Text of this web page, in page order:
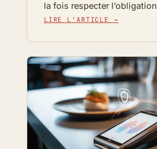
la fois respecter l’obligation
LIRE L'ARTICLE →